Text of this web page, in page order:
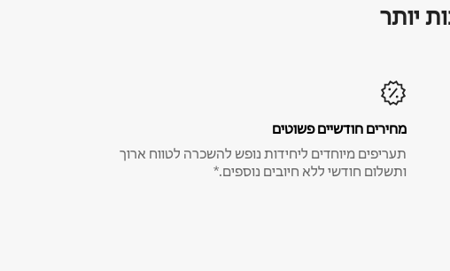
יותר
מחירים חודשיים פשוטים
תעריפים מיוחדים ליחידות נופש להשכרה לטווח ארוך
ותשלום חודשי ללא חיובים נוספים.*